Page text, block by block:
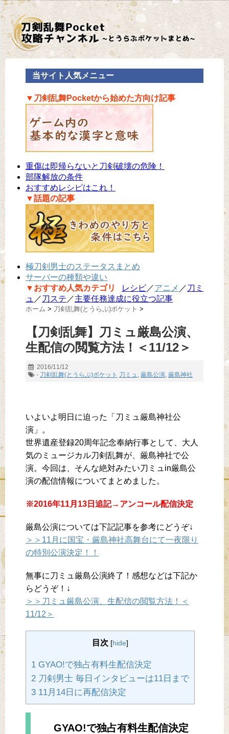
当サイト人気メニュー
▼刀剣乱舞Pocketから始めた方向け記事
重傷は即帰らないと刀剣破壊の危険！
部隊解放の条件
おすすめレシピはこれ！
▼話題の記事
極刀剣男士のステータスまとめ
サーバーの種類や違い
▼おすすめ人気カテゴリ
レシピ／アニメ ／ 刀ミ
ュ ／ 刀ステ ／主要任務達成に役立つ記事
ホーム > 刀剣乱舞(とうらぶ)ポケット >
【刀剣乱舞】刀ミュ厳島公演、
生配信の閲覧方法！＜11/12＞
2016/11/12
- 刀剣乱舞(とうらぶ)ポケット 刀ミュ, 厳島公演, 厳島神社
いよいよ明日に迫った「刀ミュ厳島神社公
演」。
世界遺産登録20周年記念奉納行事として、大人
気のミュージカル刀剣乱舞が、厳島神社で公
演。今回は、そんな絶対みたい刀ミュin厳島公
演の配信情報についてまとめました。
※2016年11月13日追記→アンコール配信決定
厳島公演については下記記事を参考にどうぞ↓
＞＞11月に国宝・厳島神社高舞台にて一夜限り
の特別公演決定！！
無事に刀ミュ厳島公演終了！感想などは下記か
らどうぞ！↓
＞＞刀ミュ厳島公演、生配信の閲覧方法！＜
11/12＞
目次 [hide]
1 GYAO!で独占有料生配信決定
2 刀剣男士 毎日インタビューは11日まで
3 11月14日に再配信決定
GYAO!で独占有料生配信決定